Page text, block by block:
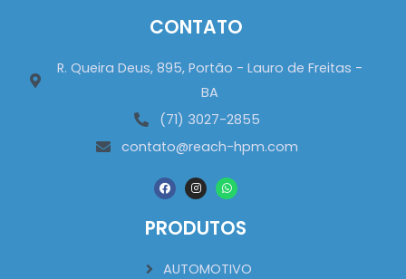
CONTATO
R. Queira Deus, 895, Portão - Lauro de Freitas -
BA
(71) 3027-2855
contato@reach-hpm.com
F
a
c
b
o
I
n
s
a
g
m
W
h
a
s
a
PRODUTOS
AUTOMOTIVO